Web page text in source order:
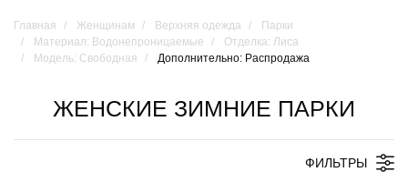
Главная Женщинам Верхняя одежда
Парки
Материал: Водонепроницаемые
Отделка: Лиса
Модель: Свободная
Дополнительно: Распродажа
ЖЕНСКИЕ ЗИМНИЕ ПАРКИ
ФИЛЬТРЫ